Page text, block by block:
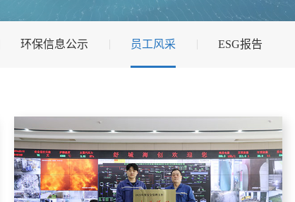
环保信息公示 员工风采 ESG报告